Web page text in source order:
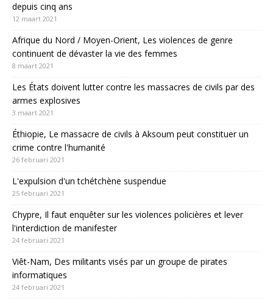
depuis cinq ans
12 maart 2021
Afrique du Nord / Moyen-Orient, Les violences de genre
continuent de dévaster la vie des femmes
8 maart 2021
Les États doivent lutter contre les massacres de civils par des
armes explosives
3 maart 2021
Éthiopie, Le massacre de civils à Aksoum peut constituer un
crime contre l'humanité
26 februari 2021
L'expulsion d'un tchétchène suspendue
25 februari 2021
Chypre, Il faut enquêter sur les violences policières et lever
l'interdiction de manifester
24 februari 2021
Viêt-Nam, Des militants visés par un groupe de pirates
informatiques
24 februari 2021